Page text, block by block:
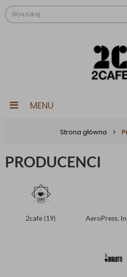
MENU
Strona główna
PRODUCENCI
2cafe (19) AeroPress,